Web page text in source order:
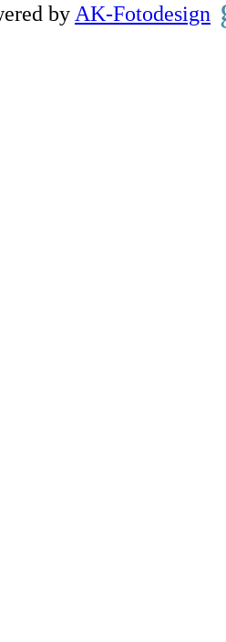
by AK-Fotodesign